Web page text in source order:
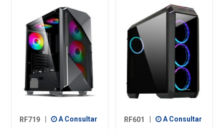
RF719 A Consultar RF601 A Consultar